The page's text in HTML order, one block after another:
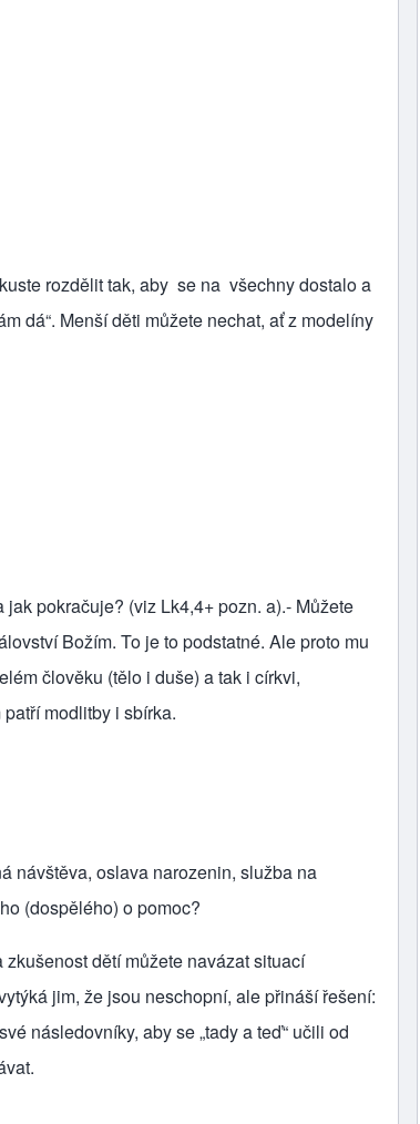
rozdělit tak, aby se na všechny dostalo a
dá“. Menší děti můžete nechat, ať z modelíny
pokračuje? (viz Lk4,4+ pozn. a).- Můžete
Božím. To je to podstatné. Ale proto mu
člověku (tělo i duše) a tak i církvi,
modlitby i sbírka.
návštěva, oslava narozenin, služba na
(dospělého) o pomoc?
dětí můžete navázat situací
jim, že jsou neschopní, ale přináší řešení:
následovníky, aby se „tady a teď“ učili od